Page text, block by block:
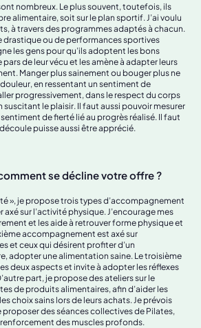
nombreux. Le plus souvent, toutefois, ils
alimentaire, soit sur le plan sportif. J’ai voulu
à travers des programmes adaptés à chacun.
drastique ou de performances sportives
les gens pour qu’ils adoptent les bons
de leur vécu et les amène à adapter leurs
Manger plus sainement ou bouger plus ne
en ressentant un sentiment de
progressivement, dans le respect du corps
suscitant le plaisir. Il faut aussi pouvoir mesurer
de fierté lié au progrès réalisé. Il faut
puisse aussi être apprécié.
se décline votre offre ?
», je propose trois types d’accompagnement
axé sur l’activité physique. J’encourage mes
et les aide à retrouver forme physique et
accompagnement est axé sur
et ceux qui désirent profiter d’un
adopter une alimentation saine. Le troisième
deux aspects et invite à adopter les réflexes
part, je propose des ateliers sur le
de produits alimentaires, afin d’aider les
choix sains lors de leurs achats. Je prévois
des séances collectives de Pilates,
des muscles profonds.